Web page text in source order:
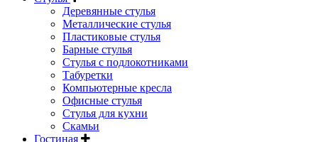
Деревянные стулья
Металлические стулья
Пластиковые стулья
Барные стулья
Стулья с подлокотниками
Табуретки
Компьютерные кресла
Офисные стулья
Стулья для кухни
Скамьи
Гостиная